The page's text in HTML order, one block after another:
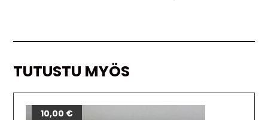
TUTUSTU MYÖS
10,00 €